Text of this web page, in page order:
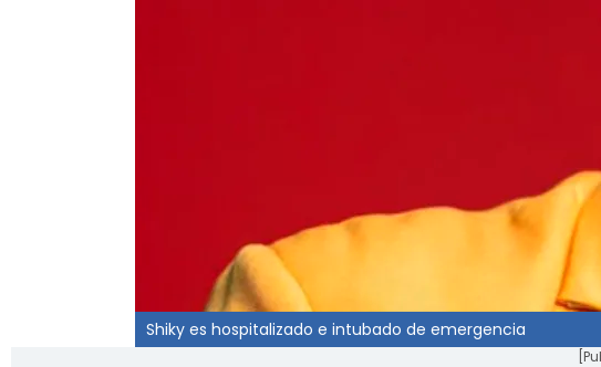
Shiky es hospitalizado e intubado de emergencia